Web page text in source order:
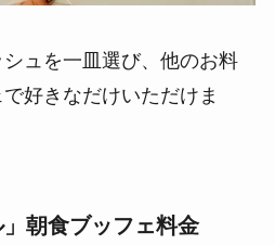
ュを一皿選び、他のお料
好きなだけいただけま
」朝食ブッフェ料金